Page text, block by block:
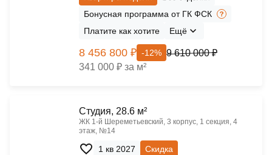
Бонусная программа от ГК ФСК
Платите как хотите
Ещё
8 456 800 ₽ -12% 9 610 000 ₽
341 000 ₽ за м²
Cтудия, 28.6 м²
ЖК 1‑й Шереметьевский, 3 корпус, 1 секция, 4
этаж, №14
1 кв 2027
Скидка